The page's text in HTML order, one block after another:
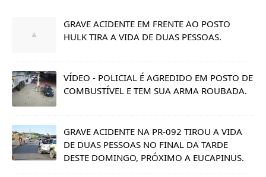
GRAVE ACIDENTE EM FRENTE AO POSTO
HULK TIRA A VIDA DE DUAS PESSOAS.
VÍDEO - POLICIAL É AGREDIDO EM POSTO DE
COMBUSTÍVEL E TEM SUA ARMA ROUBADA.
GRAVE ACIDENTE NA PR-092 TIROU A VIDA
DE DUAS PESSOAS NO FINAL DA TARDE
DESTE DOMINGO, PRÓXIMO A EUCAPINUS.